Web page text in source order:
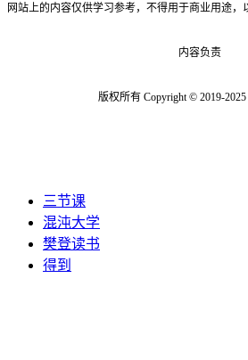
网站上的内容仅供学习参考，不得用于商业用途
内容负责
版权所有 Copyright © 2019-2025
三节课
混沌大学
樊登读书
得到